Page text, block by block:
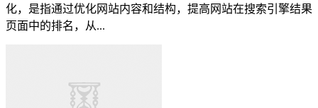
化，是指通过优化网站内容和结构，提高网站在搜索引擎结果
页面中的排名，从...